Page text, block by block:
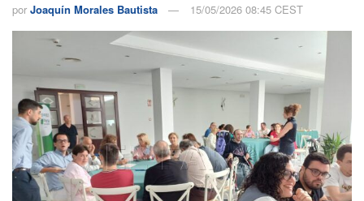
por Joaquín Morales Bautista 15/05/2026 08:45 CEST